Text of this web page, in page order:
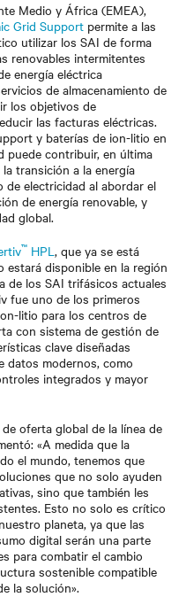
Medio y África (EMEA),
Grid Support permite a las
utilizar los SAI de forma
renovables intermitentes
energía eléctrica
de almacenamiento de
los objetivos de
las facturas eléctricas.
y baterías de ion-litio en
puede contribuir, en última
transición a la energía
de electricidad al abordar el
de energía renovable, y
global.
™ HPL, que ya se está
disponible en la región
de los SAI trifásicos actuales
fue uno de los primeros
litio para los centros de
con sistema de gestión de
clave diseñadas
datos modernos, como
integrados y mayor
oferta global de la línea de
«A medida que la
el mundo, tenemos que
que no solo ayuden
sino que también les
Esto no solo es crítico
planeta, ya que las
digital serán una parte
para combatir el cambio
sostenible compatible
la solución».